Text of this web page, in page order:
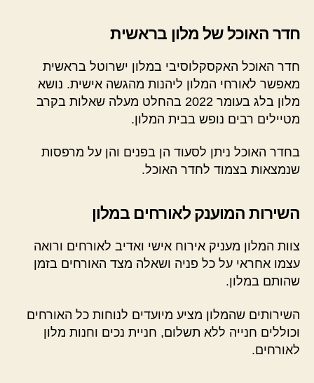
חדר האוכל של מלון בראשית
חדר האוכל האקסקלוסיבי במלון ישרוטל בראשית
מאפשר לאורחי המלון ליהנות מהגשה אישית. נושא
מלון בלג בעומר 2022 בהחלט מעלה שאלות בקרב
מטיילים רבים נופש בבית המלון.
בחדר האוכל ניתן לסעוד הן בפנים והן על מרפסות
שנמצאות בצמוד לחדר האוכל.
השירות המוענק לאורחים במלון
צוות המלון מעניק אירוח אישי ואדיב לאורחים ורואה
עצמו אחראי על כל פניה ושאלה מצד האורחים בזמן
שהותם במלון.
השירותים שהמלון מציע מיועדים לנוחות כל האורחים
וכוללים חנייה ללא תשלום, חניית נכים וחנות מלון
לאורחים.